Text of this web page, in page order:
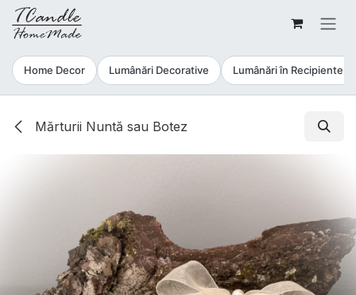
Sari la conținut
Home Decor Lumânări Decorative Lumânări în Recipiente
Mărturii Nuntă sau Botez